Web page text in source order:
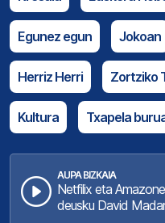
Egunez egun Jokoan
Herriz Herri Zortziko
Kultura Txapela
AUPA BIZKAIA
Netfilix eta
deusku David